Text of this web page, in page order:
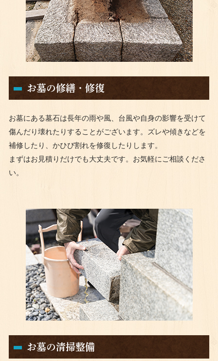
お墓の修繕・修復
お墓にある墓石は長年の雨や風、台風や自身の影響を受けて
傷んだり壊れたりすることがございます。ズレや傾きなどを
補修したり、かひび割れを修復したりします。
まずはお見積りだけでも大丈夫です。お気軽にご相談くださ
い。
お墓の清掃整備